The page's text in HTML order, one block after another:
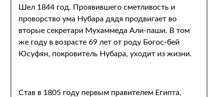
Шел 1844 год. Проявившего сметливость и
проворство ума Нубара дядя продвигает во
вторые секретари Мухаммеда Али-паши. В том
же году в возрасте 69 лет от роду Богос-бей
Юсуфян, покровитель Нубара, уходит из жизни.
Став в 1805 году первым правителем Египта,